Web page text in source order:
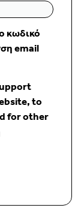
κωδικό
email
to
for other